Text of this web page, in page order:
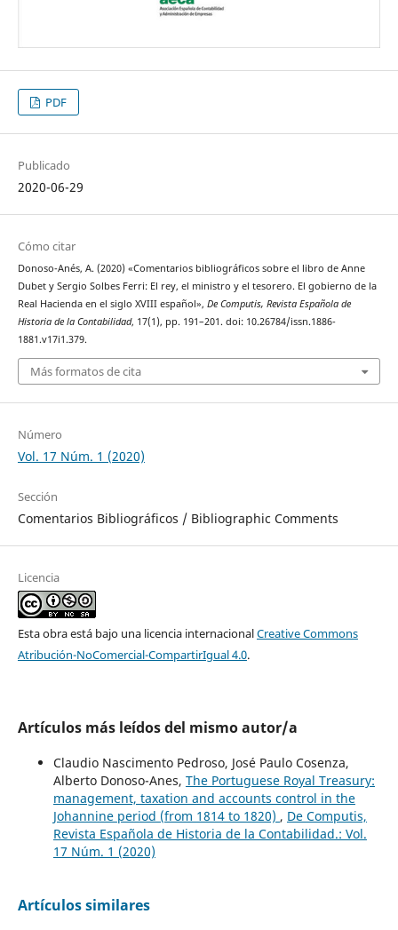
PDF
Publicado
2020-06-29
Cómo citar
Donoso-Anés, A. (2020) «Comentarios bibliográficos sobre el libro de Anne
Dubet y Sergio Solbes Ferri: El rey, el ministro y el tesorero. El gobierno de la
Real Hacienda en el siglo XVIII español», De Computis, Revista Española de
Historia de la Contabilidad, 17(1), pp. 191–201. doi: 10.26784/issn.1886-
1881.v17i1.379.
Más formatos de cita
Número
Vol. 17 Núm. 1 (2020)
Sección
Comentarios Bibliográficos / Bibliographic Comments
Licencia
Esta obra está bajo una licencia internacionalCreative Commons
Atribución-NoComercial-CompartirIgual 4.0.
Artículos más leídos del mismo autor/a
Claudio Nascimento Pedroso, José Paulo Cosenza,
Alberto Donoso-Anes, The Portuguese Royal Treasury:
management, taxation and accounts control in the
Johannine period (from 1814 to 1820) , De Computis,
Revista Española de Historia de la Contabilidad.: Vol.
17 Núm. 1 (2020)
Artículos similares